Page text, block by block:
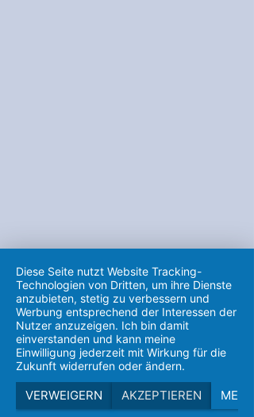
Diese Seite nutzt Website Tracking-
Technologien von Dritten, um ihre Dienste
anzubieten, stetig zu verbessern und
Werbung entsprechend der Interessen der
Nutzer anzuzeigen. Ich bin damit
einverstanden und kann meine
Einwilligung jederzeit mit Wirkung für die
Zukunft widerrufen oder ändern.
VERWEIGERN AKZEPTIEREN MEHR